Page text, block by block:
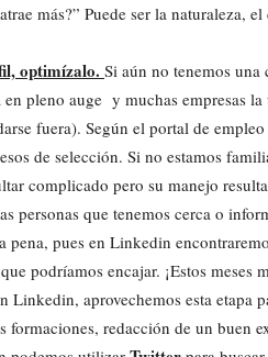
más?” Puede ser la naturaleza,
optimízalo. Si aún no tenemos una
en pleno auge y muchas empresas
fuera). Según el portal de
de selección. Si no estamos
complicado pero su manejo
personas que tenemos cerca o
pues en Linkedin
podríamos encajar. ¡Estos meses
Linkedin, aprovechemos esta etapa
redacción de un buen